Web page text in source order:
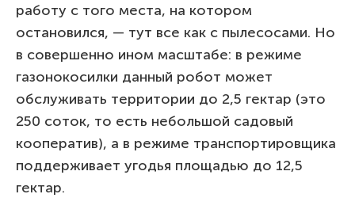
работу с того места, на котором
остановился, — тут все как с пылесосами. Но
в совершенно ином масштабе: в режиме
газонокосилки данный робот может
обслуживать территории до 2,5 гектар (это
250 соток, то есть небольшой садовый
кооператив), а в режиме транспортировщика
поддерживает угодья площадью до 12,5
гектар.